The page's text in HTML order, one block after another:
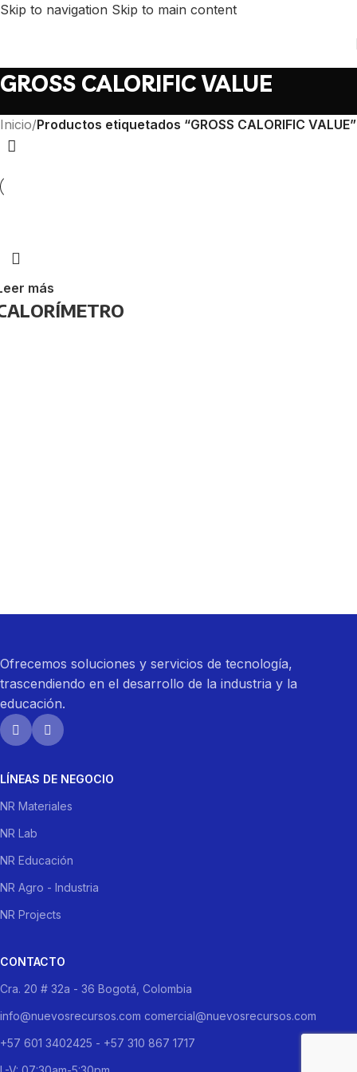
Skip to navigation Skip to main content
GROSS CALORIFIC VALUE
Inicio/Productos etiquetados “GROSS CALORIFIC VALUE”
más
Ofrecemos soluciones y servicios de tecnología,
trascendiendo en el desarrollo de la industria y la
educación.
LÍNEAS DE NEGOCIO
NR Materiales
NR Lab
NR Educación
NR Agro - Industria
NR Projects
CONTACTO
Cra. 20 # 32a - 36 Bogotá, Colombia
info@nuevosrecursos.com comercial@nuevosrecursos.com
+57 601 3402425 - +57 310 867 1717